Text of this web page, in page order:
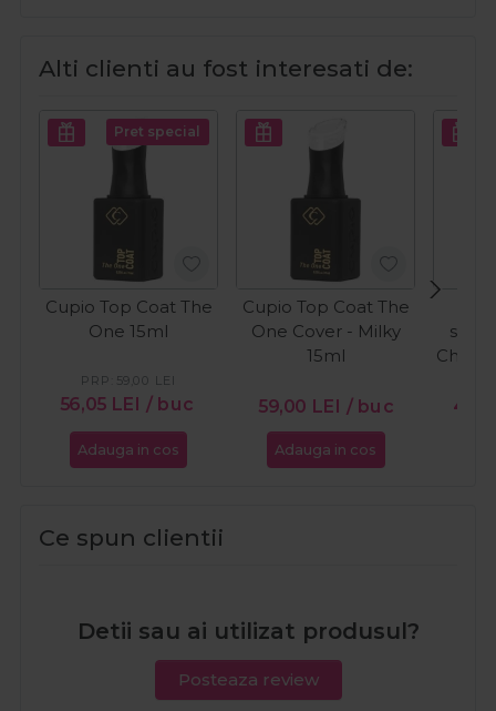
Alti clienti au fost interesati de:
Pret special
Cupio Top Coat The
One 15ml
56,05 LEI / buc
PRP: 59,00 LEI
Adauga in cos
Cupio Top Coat The
One Cover - Milky
15ml
59,00 LEI / buc
Adauga in cos
Ce spun clientii
Detii sau ai utilizat produsul?
Posteaza review